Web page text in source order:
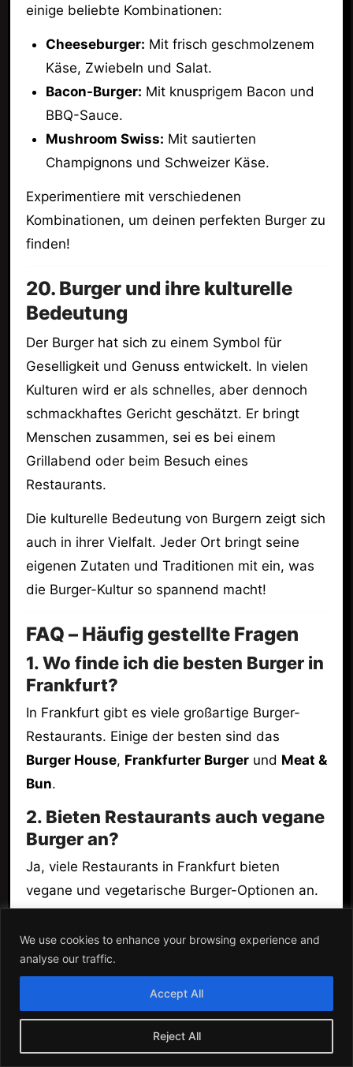
We use cookies to enhance your browsing experience and
analyse our traffic.
Reject All
Accept All
einige beliebte Kombinationen:
Cheeseburger: Mit frisch geschmolzenem
Käse, Zwiebeln und Salat.
Bacon-Burger: Mit knusprigem Bacon und
BBQ-Sauce.
Mushroom Swiss: Mit sautierten
Champignons und Schweizer Käse.
Experimentiere mit verschiedenen
Kombinationen, um deinen perfekten Burger zu
finden!
20. Burger und ihre kulturelle
Bedeutung
Der Burger hat sich zu einem Symbol für
Geselligkeit und Genuss entwickelt. In vielen
Kulturen wird er als schnelles, aber dennoch
schmackhaftes Gericht geschätzt. Er bringt
Menschen zusammen, sei es bei einem
Grillabend oder beim Besuch eines
Restaurants.
Die kulturelle Bedeutung von Burgern zeigt sich
auch in ihrer Vielfalt. Jeder Ort bringt seine
eigenen Zutaten und Traditionen mit ein, was
die Burger-Kultur so spannend macht!
FAQ – Häufig gestellte Fragen
1. Wo finde ich die besten Burger in
Frankfurt?
In Frankfurt gibt es viele großartige Burger-
Restaurants. Einige der besten sind das
Burger House, Frankfurter Burgerund Meat &
Bun.
2. Bieten Restaurants auch vegane
Burger an?
Ja, viele Restaurants in Frankfurt bieten
vegane und vegetarische Burger-Optionen an.
Du kannst beispielsweise denFrankfurter
Burgerausprobieren.
3. Was sind die typischen Beilagen
zu einem Burger?
Typische Beilagen zu einem Burger sind
Pommes Frites, Coleslaw und Onion Rings. Sie